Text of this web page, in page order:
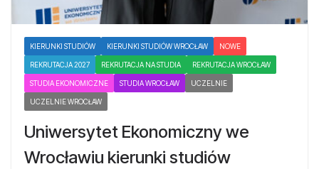
KIERUNKI STUDIÓW KIERUNKI STUDIÓW WROCŁAW NOWE
REKRUTACJA 2027 REKRUTACJA NA STUDIA REKRUTACJA WROCŁAW
STUDIA EKONOMICZNE STUDIA WROCŁAW UCZELNIE
UCZELNIE WROCŁAW
Uniwersytet Ekonomiczny we
Wrocławiu kierunki studiów